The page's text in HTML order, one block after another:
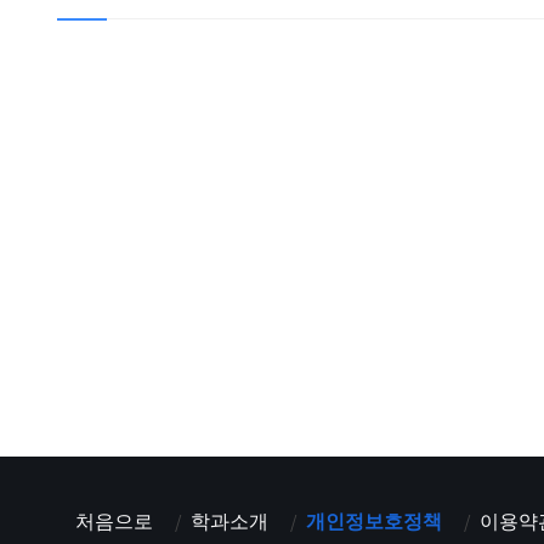
처음으로 학과소개 개인정보호정책 이용약